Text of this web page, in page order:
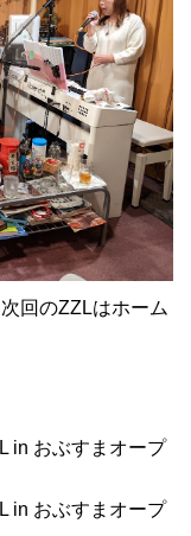
回のZZLはホーム
in おぶすまオープ
in おぶすまオープ